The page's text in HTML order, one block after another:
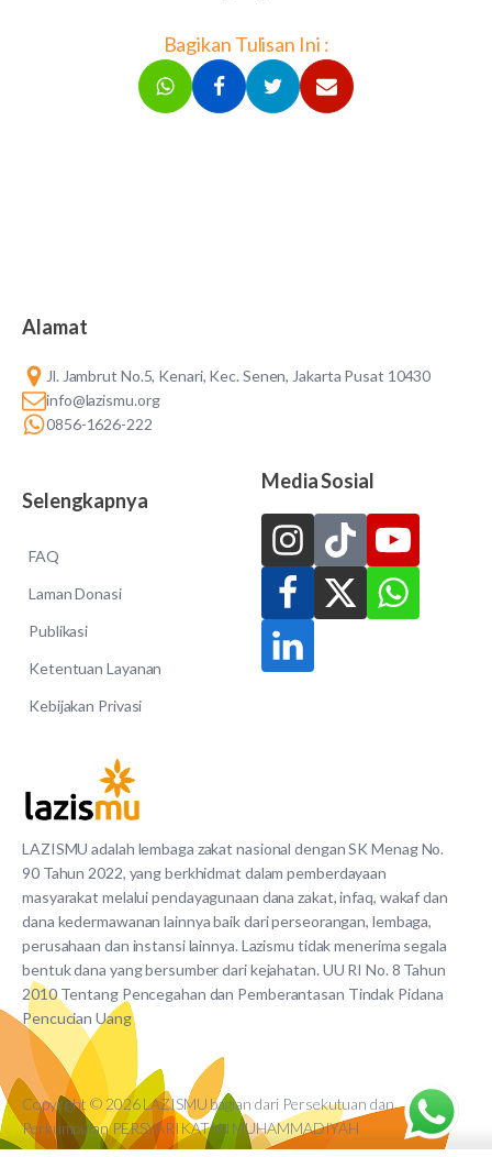
Bagikan Tulisan Ini :
LAZISMU adalah lembaga zakat nasional dengan SK Menag No.
90 Tahun 2022, yang berkhidmat dalam pemberdayaan
masyarakat melalui pendayagunaan dana zakat, infaq, wakaf dan
dana kedermawanan lainnya baik dari perseorangan, lembaga,
perusahaan dan instansi lainnya. Lazismu tidak menerima segala
bentuk dana yang bersumber dari kejahatan. UU RI No. 8 Tahun
2010 Tentang Pencegahan dan Pemberantasan Tindak Pidana
Pencucian Uang
Alamat
Jl. Jambrut No.5, Kenari, Kec. Senen, Jakarta Pusat 10430
info@lazismu.org
0856-1626-222
Selengkapnya
FAQ
Laman Donasi
Publikasi
Ketentuan Layanan
Kebijakan Privasi
Media Sosial
Copyright © 2026 LAZISMU bagian dari Persekutuan dan
Perkumpulan PERSYARIKATAN MUHAMMADIYAH